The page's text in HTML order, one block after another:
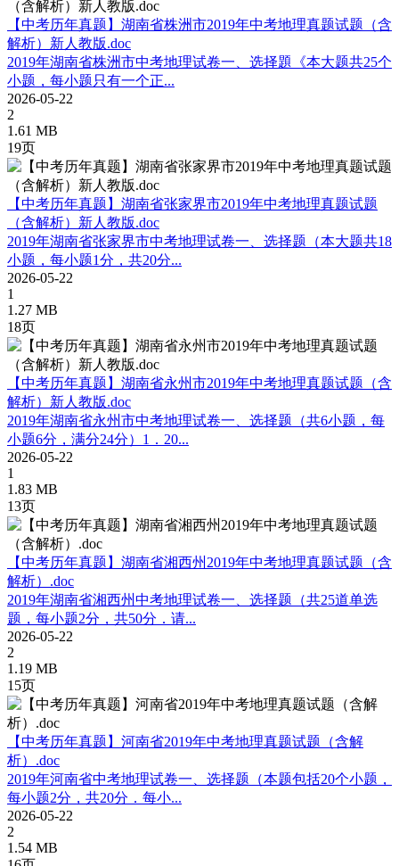
【中考历年真题】湖南省株洲市2019年中考地理真题试题（含
解析）新人教版.doc
2019年湖南省株洲市中考地理试卷一、选择題《本大题共25个
小题，每小题只有一个正...
2026-05-22
2
1.61 MB
19页
【中考历年真题】湖南省张家界市2019年中考地理真题试题
（含解析）新人教版.doc
2019年湖南省张家界市中考地理试卷一、选择题（本大题共18
小题，每小题1分，共20分...
2026-05-22
1
1.27 MB
18页
【中考历年真题】湖南省永州市2019年中考地理真题试题（含
解析）新人教版.doc
2019年湖南省永州市中考地理试卷一、选择题（共6小题，每
小题6分，满分24分）1．20...
2026-05-22
1
1.83 MB
13页
【中考历年真题】湖南省湘西州2019年中考地理真题试题（含
解析）.doc
2019年湖南省湘西州中考地理试卷一、选择题（共25道单选
题，每小题2分，共50分．请...
2026-05-22
2
1.19 MB
15页
【中考历年真题】河南省2019年中考地理真题试题（含解
析）.doc
2019年河南省中考地理试卷一、选择题（本题包括20个小题，
每小题2分，共20分．每小...
2026-05-22
2
1.54 MB